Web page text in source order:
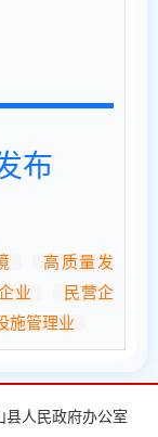
布
高质量发
业
民营企
施管理业
县人民政府办公室